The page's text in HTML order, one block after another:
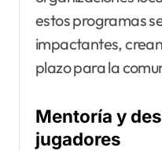
estos programas
impactantes,
plazo para la
Mentoría y
jugadores